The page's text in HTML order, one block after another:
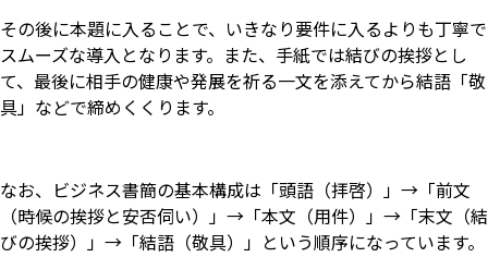
その後に本題に入ることで、いきなり要件に入るよりも丁寧で
スムーズな導入となります。また、手紙では結びの挨拶とし
て、最後に相手の健康や発展を祈る一文を添えてから結語「敬
具」などで締めくくります。
なお、ビジネス書簡の基本構成は「頭語（拝啓）」→「前文
（時候の挨拶と安否伺い）」→「本文（用件）」→「末文（結
びの挨拶）」→「結語（敬具）」という順序になっています。